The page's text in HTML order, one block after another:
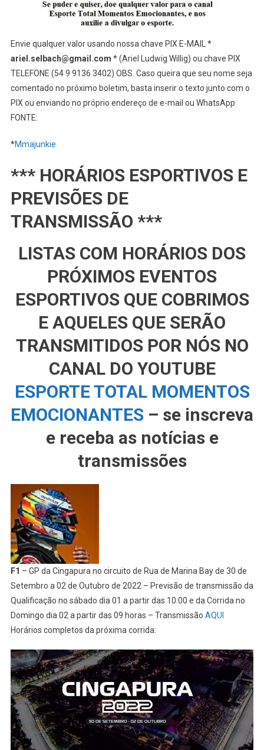
Envie qualquer valor usando nossa chave PIX E-MAIL *
ariel.selbach@gmail.com * (Ariel Ludwig Willig) ou chave PIX
TELEFONE (54 9 9136 3402) OBS. Caso queira que seu nome seja
comentado no próximo boletim, basta inserir o texto junto com o
PIX ou enviando no próprio endereço de e-mail ou WhatsApp
FONTE:
*Mmajunkie
*** HORÁRIOS ESPORTIVOS E
PREVISÕES DE
TRANSMISSÃO ***
LISTAS COM HORÁRIOS DOS
PRÓXIMOS EVENTOS
ESPORTIVOS QUE COBRIMOS
E AQUELES QUE SERÃO
TRANSMITIDOS POR NÓS NO
CANAL DO YOUTUBE
ESPORTE TOTAL MOMENTOS
EMOCIONANTES – se inscreva
e receba as notícias e
transmissões
F1 – GP da Cingapura no circuito de Rua de Marina Bay de 30 de
Setembro a 02 de Outubro de 2022 – Previsão de transmissão da
Qualificação no sábado dia 01 a partir das 10:00 e da Corrida no
Domingo dia 02 a partir das 09 horas – Transmissão AQUI
Horários completos da próxima corrida: